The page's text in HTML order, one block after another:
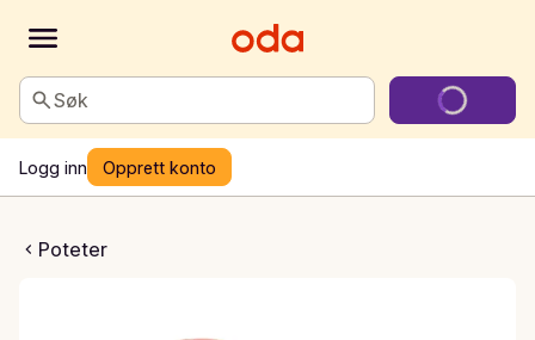
Søk
Logg inn Opprett konto
Poteter
labella